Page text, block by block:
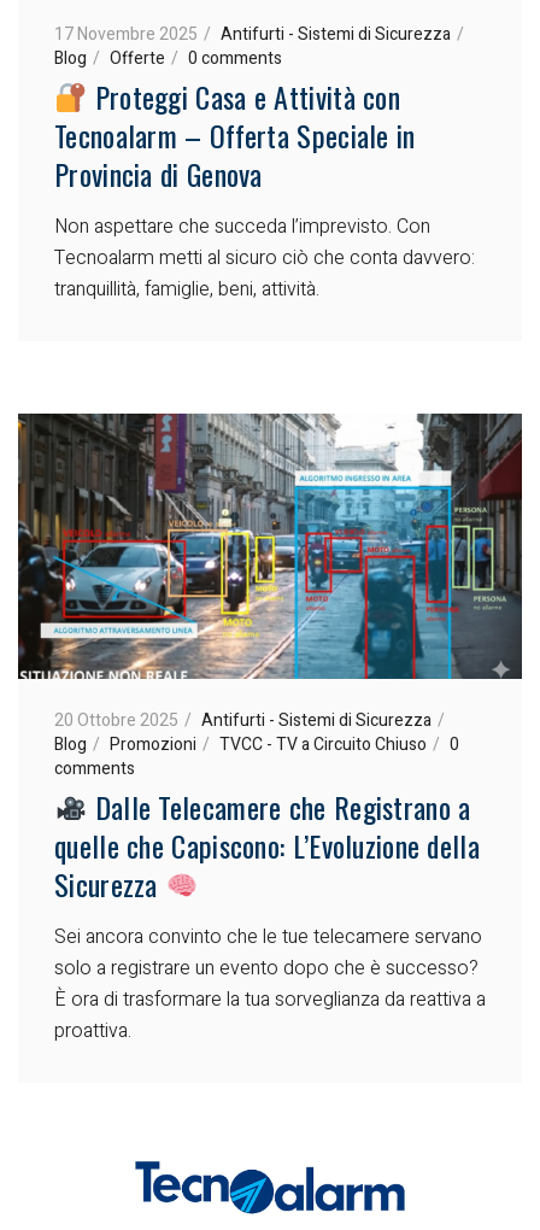
17 Novembre 2025
Antifurti - Sistemi di Sicurezza
Blog
Offerte 0 comments
Proteggi Casa e Attività con
Tecnoalarm – Offerta Speciale in
Provincia di Genova
Non aspettare che succeda l’imprevisto. Con
Tecnoalarm metti al sicuro ciò che conta davvero:
tranquillità, famiglie, beni, attività.
20 Ottobre 2025
Antifurti - Sistemi di Sicurezza
Blog
Promozioni TVCC - TV a Circuito Chiuso
0
comments
Dalle Telecamere che Registrano a
quelle che Capiscono: L’Evoluzione della
Sicurezza
Sei ancora convinto che le tue telecamere servano
solo a registrare un evento dopo che è successo?
È ora di trasformare la tua sorveglianza da reattiva a
proattiva.